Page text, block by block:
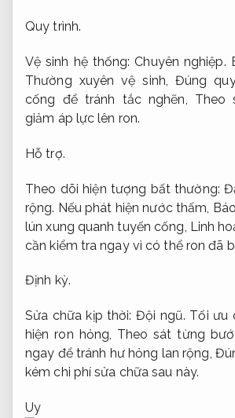
Quy trình.
Vệ sinh hệ thống:Chuyên nghiệp.
Thường xuyên vệ sinh, Đúng
cống để tránh tắc nghẽn, Theo
giảm áp lực lên ron.
Hỗ trợ.
Theo dõi hiện tượng bất thường:
rộng. Nếu phát hiện nước thấm,
lún xung quanh tuyến cống, Linh
cần kiểm tra ngay vì có thể ron đã
Định kỳ.
Sửa chữa kịp thời: Đội ngũ. Tối ưu
hiện ron hỏng, Theo sát từng
ngay để tránh hư hỏng lan rộng,
kém chi phí sửa chữa sau này.
Uy